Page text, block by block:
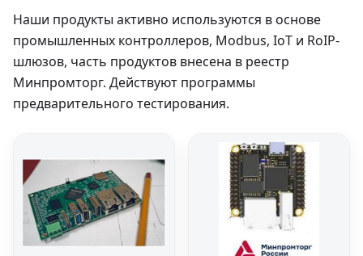
Наши продукты активно используются в основе
промышленных контроллеров, Modbus, IoT и RoIP-
шлюзов, часть продуктов внесена в реестр
Минпромторг. Действуют программы
предварительного тестирования.